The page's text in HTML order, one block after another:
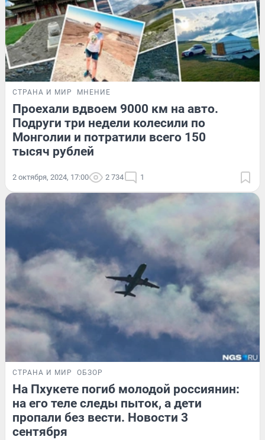
СТРАНА И МИР МНЕНИЕ
Проехали вдвоем 9000 км на авто.
Подруги три недели колесили по
Монголии и потратили всего 150
тысяч рублей
2 октября, 2024, 17:00 2 734 1
СТРАНА И МИР ОБЗОР
На Пхукете погиб молодой россиянин:
на его теле следы пыток, а дети
пропали без вести. Новости 3
сентября